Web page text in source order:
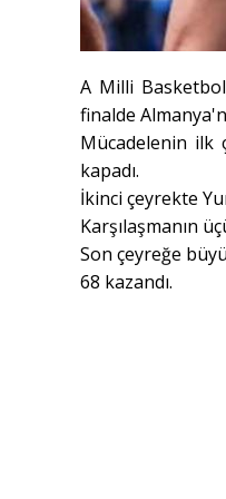
A Milli
finalde
Mücadelenin ilk
kapadı.
İkinci çeyrekte
Karşılaşmanın
Son çeyreğe
68 kazandı.